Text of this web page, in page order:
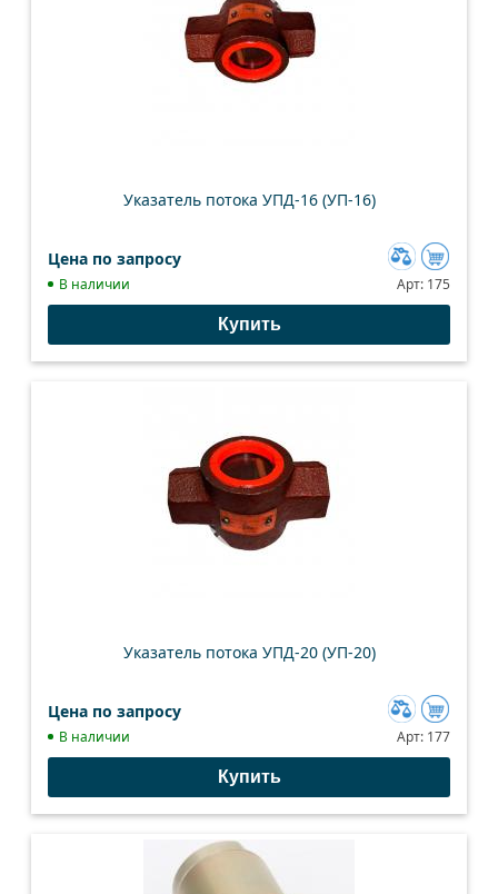
Указатель потока УПД-16 (УП-16)
Цена по запросу
Добавить
к
В наличии Арт: 175
Купить
Указатель потока УПД-20 (УП-20)
Цена по запросу
Добавить
к
В наличии Арт: 177
Купить